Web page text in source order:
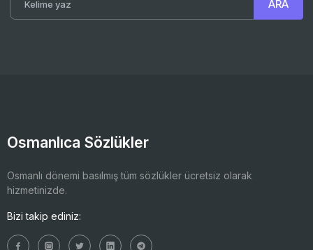
Osmanlıca Sözlükler
Osmanlı dönemi basılmış tüm sözlükler ücretsiz olarak
hizmetinizde.
Bizi takip ediniz: